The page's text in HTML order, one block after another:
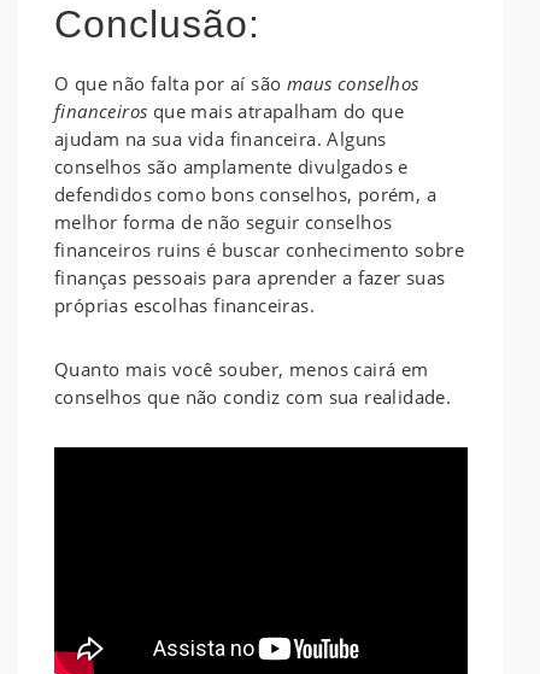
Conclusão:
O que não falta por aí são maus conselhos
financeiros que mais atrapalham do que
ajudam na sua vida financeira. Alguns
conselhos são amplamente divulgados e
defendidos como bons conselhos, porém, a
melhor forma de não seguir conselhos
financeiros ruins é buscar conhecimento sobre
finanças pessoais para aprender a fazer suas
próprias escolhas financeiras.
Quanto mais você souber, menos cairá em
conselhos que não condiz com sua realidade.